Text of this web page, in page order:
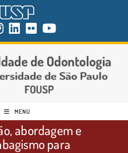
MENU
abordagem e
para